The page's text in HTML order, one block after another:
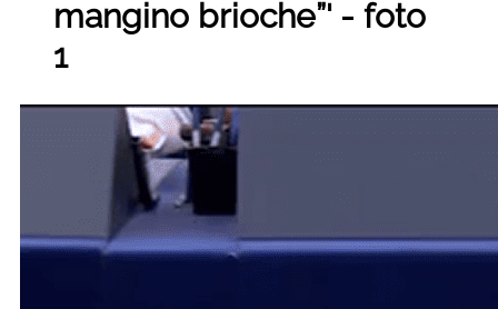
mangino brioche”' - foto
1